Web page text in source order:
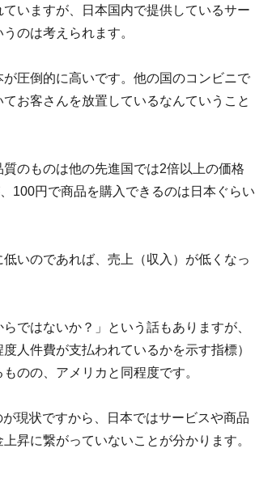
いますが、日本国内で提供しているサー
のは考えられます。
圧倒的に高いです。他の国のコンビニで
お客さんを放置しているなんていうこと
のものは他の先進国では2倍以上の価格
100円で商品を購入できるのは日本ぐらい
いのであれば、売上（収入）が低くなっ
ではないか？」という話もありますが、
人件費が支払われているかを示す指標）
のの、アメリカと同程度です。
現状ですから、日本ではサービスや商品
昇に繋がっていないことが分かります。